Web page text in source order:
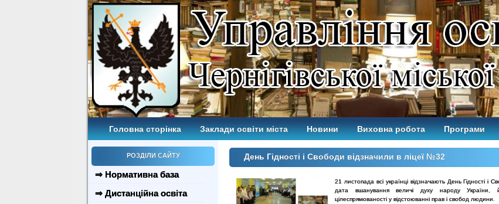
Головна сторінка Заклади освіти міста Новини Виховна робота Програми
РОЗДІЛИ САЙТУ
⇒ Нормативна база
⇒ Дистанційна освіта
День Гідності і Свободи відзначили в ліцеї №32
21 листопада всі українці відзначають День Гідності і
дата вшанування величі духу народу України,
цілеспрямованості у відстоюванні прав і свобод людини.